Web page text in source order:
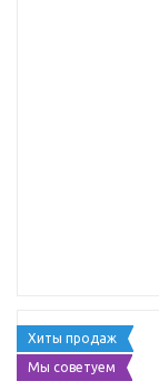
Хиты продаж
Мы советуем